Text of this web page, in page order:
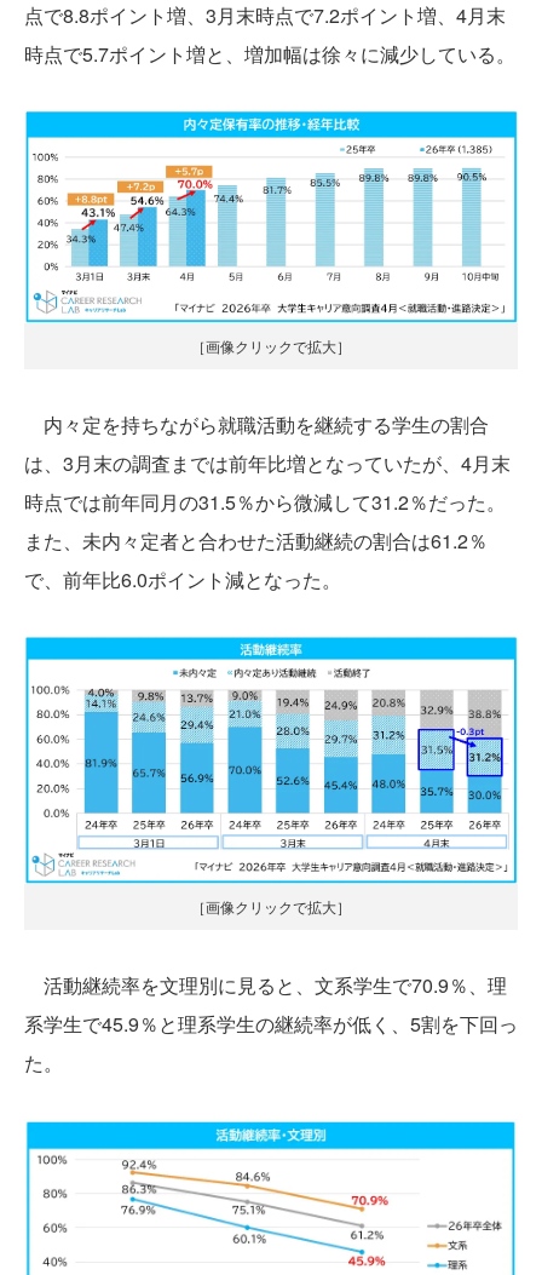
点で8.8ポイント増、3月末時点で7.2ポイント増、4月末
時点で5.7ポイント増と、増加幅は徐々に減少している。
［画像クリックで拡大］
内々定を持ちながら就職活動を継続する学生の割合
は、3月末の調査までは前年比増となっていたが、4月末
時点では前年同月の31.5％から微減して31.2％だった。
また、未内々定者と合わせた活動継続の割合は61.2％
で、前年比6.0ポイント減となった。
［画像クリックで拡大］
活動継続率を文理別に見ると、文系学生で70.9％、理
系学生で45.9％と理系学生の継続率が低く、5割を下回っ
た。